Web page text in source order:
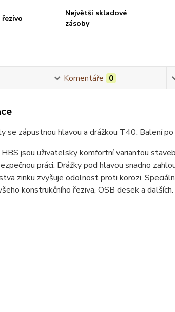
Největší skladové
zásoby
Komentáře 0
se zápustnou hlavou a drážkou T40. Balení
jsou uživatelsky komfortní variantou
práci. Drážky pod hlavou snadno
zinku zvyšuje odolnost proti korozi.
konstrukčního řeziva, OSB desek a dalších.